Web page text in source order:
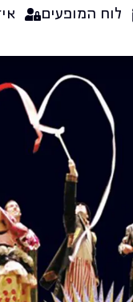
לוח המופעים